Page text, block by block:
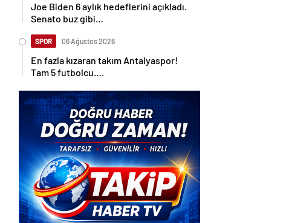
Joe Biden 6 aylık hedeflerini açıkladı.
Senato buz gibi…
SPOR 06 Ağustos 2026
En fazla kızaran takım Antalyaspor!
Tam 5 futbolcu….